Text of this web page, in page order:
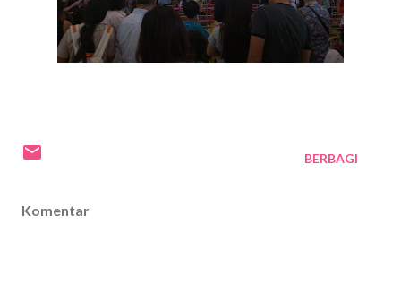
BERBAGI
Komentar